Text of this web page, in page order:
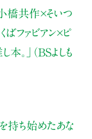
橋共作×そいつ
ファビアン×ピ
。」（BSよしも
持ち始めたあな